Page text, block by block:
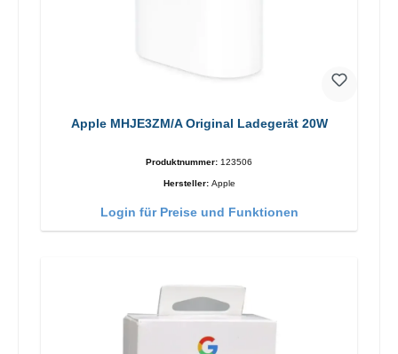
Apple MHJE3ZM/A Original Ladegerät 20W
Produktnummer: 123506
Hersteller: Apple
Login für Preise und Funktionen